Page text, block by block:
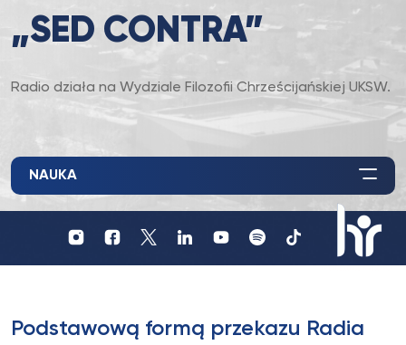
„SED CONTRA”
Radio działa na Wydziale Filozofii Chrześcijańskiej UKSW.
Profil
UKSW
Profil
UKSW
Profil
Profil
UKSW
YouTube
UKSW
UKSW
TikTok
research
NAUKA
Podstawową formą przekazu Radia